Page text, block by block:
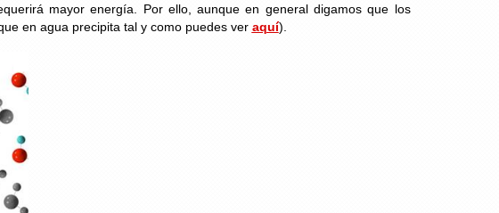
mayor energía. Por ello, aunque en general digamos que los
en agua precipita tal y como puedes ver aquí).